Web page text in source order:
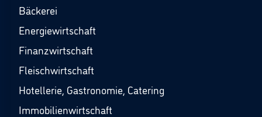
Bäckerei
Energiewirtschaft
Finanzwirtschaft
Fleischwirtschaft
Hotellerie, Gastronomie, Catering
Immobilienwirtschaft